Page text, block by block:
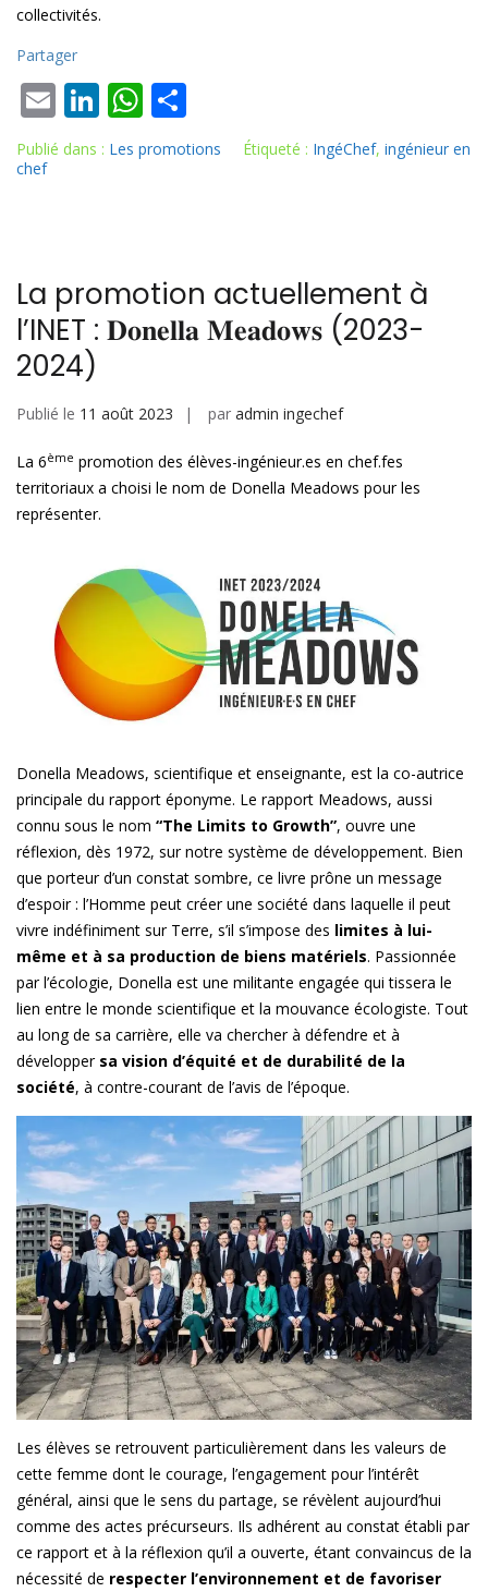
collectivités.
Partager
E
m
ai
Li
n
k
W
h
at
p
p
ar
ta
Publié dans : Les promotions Étiqueté : IngéChef, ingénieur en
chef
La promotion actuellement à
l’INET : 𝐃𝐨𝐧𝐞𝐥𝐥𝐚 𝐌𝐞𝐚𝐝𝐨𝐰𝐬 (2023-
2024)
Publié le 11 août 2023 par admin ingechef
La 6ème promotion des élèves-ingénieur.es en chef.fes
territoriaux a choisi le nom de Donella Meadows pour les
représenter.
Donella Meadows, scientifique et enseignante, est la co-autrice
principale du rapport éponyme. Le rapport Meadows, aussi
connu sous le nom “The Limits to Growth”, ouvre une
réflexion, dès 1972, sur notre système de développement. Bien
que porteur d’un constat sombre, ce livre prône un message
d’espoir : l’Homme peut créer une société dans laquelle il peut
vivre indéfiniment sur Terre, s’il s’impose des limites à lui-
même et à sa production de biens matériels. Passionnée
par l’écologie, Donella est une militante engagée qui tissera le
lien entre le monde scientifique et la mouvance écologiste. Tout
au long de sa carrière, elle va chercher à défendre et à
développer sa vision d’équité et de durabilité de la
société, à contre-courant de l’avis de l’époque.
Les élèves se retrouvent particulièrement dans les valeurs de
cette femme dont le courage, l’engagement pour l’intérêt
général, ainsi que le sens du partage, se révèlent aujourd’hui
comme des actes précurseurs. Ils adhérent au constat établi par
ce rapport et à la réflexion qu’il a ouverte, étant convaincus de la
nécessité de respecter l’environnement et de favoriser